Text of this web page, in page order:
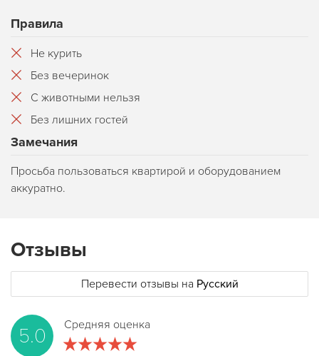
Правила
Не курить
Без вечеринок
С животными нельзя
Без лишних гостей
Замечания
Просьба пользоваться квартирой и оборудованием
аккуратно.
Отзывы
Перевести отзывы на Русский
5.0 Средняя оценка